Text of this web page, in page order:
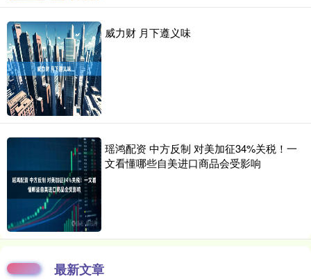
威力财 月下遵义味
瑶鸿配资 中方反制 对美加征34%关税！一
文看懂哪些自美进口商品会受影响
最新文章